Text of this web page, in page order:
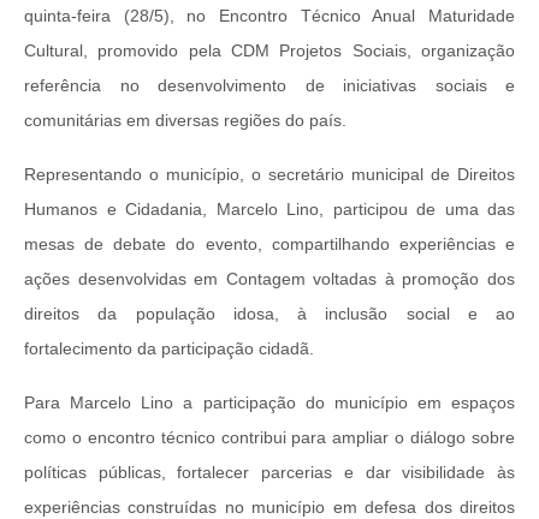
quinta-feira (28/5), no Encontro Técnico Anual Maturidade
Cultural, promovido pela CDM Projetos Sociais, organização
referência no desenvolvimento de iniciativas sociais e
comunitárias em diversas regiões do país.
Representando o município, o secretário municipal de Direitos
Humanos e Cidadania, Marcelo Lino, participou de uma das
mesas de debate do evento, compartilhando experiências e
ações desenvolvidas em Contagem voltadas à promoção dos
direitos da população idosa, à inclusão social e ao
fortalecimento da participação cidadã.
Para Marcelo Lino a participação do município em espaços
como o encontro técnico contribui para ampliar o diálogo sobre
políticas públicas, fortalecer parcerias e dar visibilidade às
experiências construídas no município em defesa dos direitos